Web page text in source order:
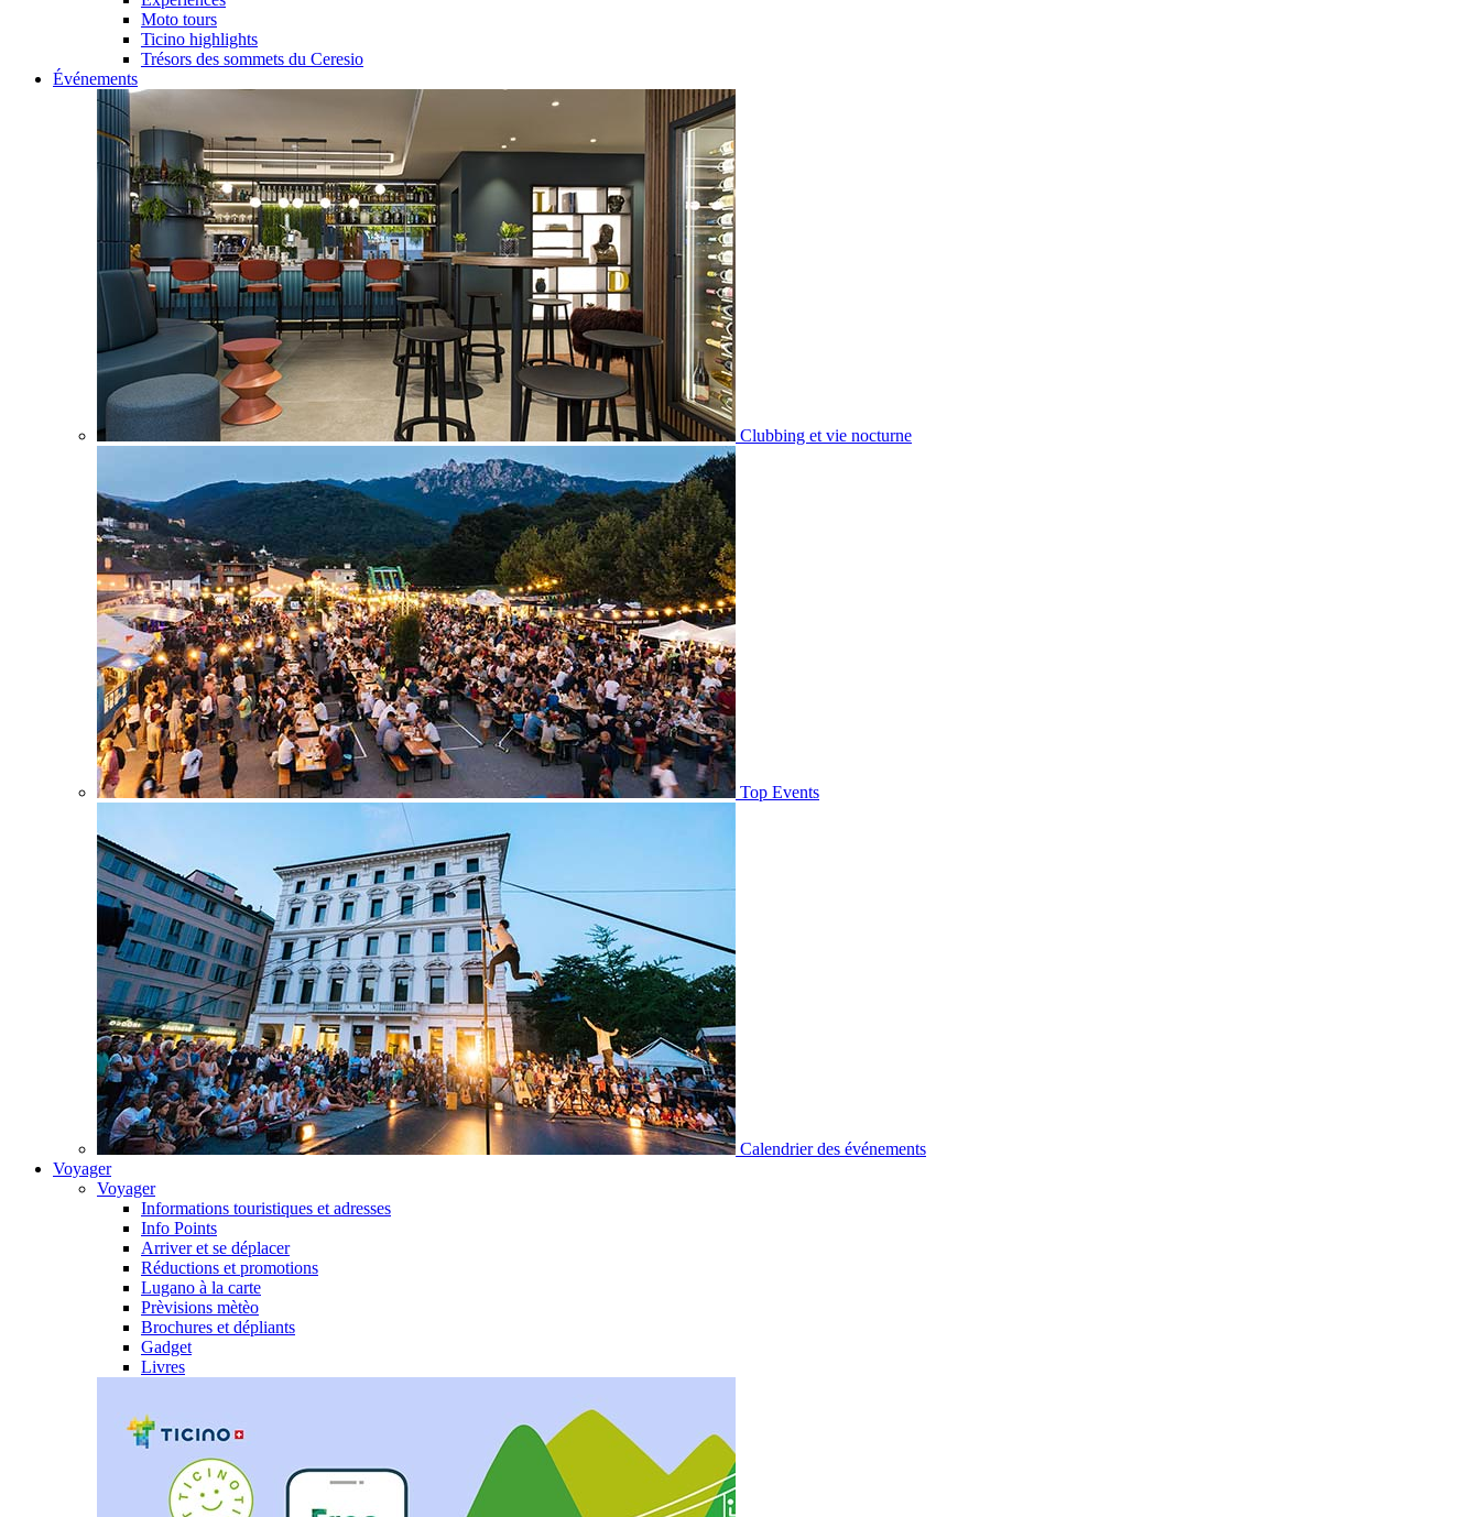
Moto tours
Ticino highlights
Trésors des sommets du Ceresio
Événements
Clubbing et vie nocturne
Top Events
Calendrier des événements
Voyager
Voyager
Informations touristiques et adresses
Info Points
Arriver et se déplacer
Réductions et promotions
Lugano à la carte
Prèvisions mètèo
Brochures et dépliants
Gadget
Livres